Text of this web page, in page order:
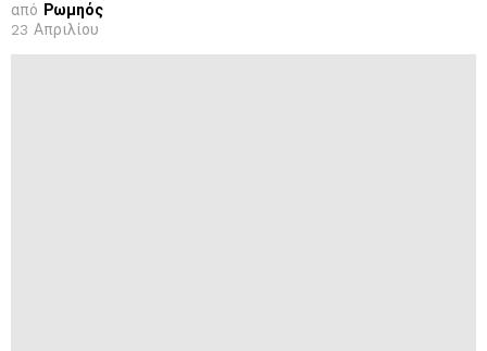
από Ρωμηός
23 Απριλίου